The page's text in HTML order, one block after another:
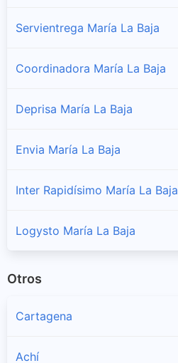
Servientrega María La Baja
Coordinadora María La Baja
Deprisa María La Baja
Envia María La Baja
Inter Rapidísimo María La Baja
Logysto María La Baja
Otros
Cartagena
Achí